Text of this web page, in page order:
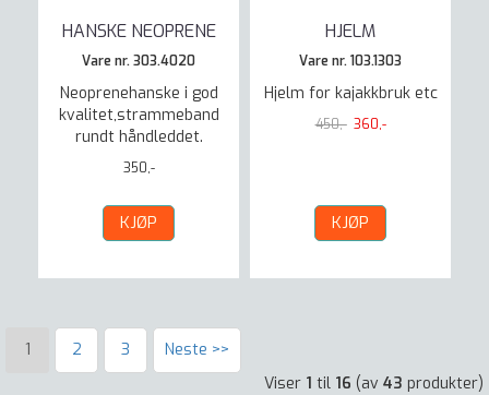
HANSKE NEOPRENE
Vare nr. 303.4020
Neoprenehanske i god
kvalitet,strammeband
rundt håndleddet.
350,-
KJØP
HJELM
Vare nr. 103.1303
Hjelm for kajakkbruk etc
450,- 360,-
KJØP
1 2 3
Neste >>
Viser 1 til 16 (av 43 produkter)